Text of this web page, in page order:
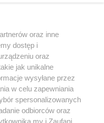
oraz inne
dostęp i
oraz
jak unikalne
wysyłane przez
w celu zapewniania
spersonalizowanych
odbiorców oraz
my i Zaufani